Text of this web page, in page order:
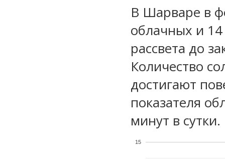
В Шарваре в
облачных и
рассвета до
Количество
достигают
показателя
минут в сутки.
15